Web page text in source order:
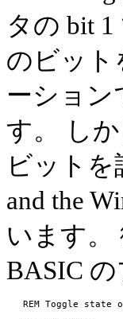
タの bit
のビット
ーション
す。 し
ビットを
and the
います。
BASIC
REM Toggle state